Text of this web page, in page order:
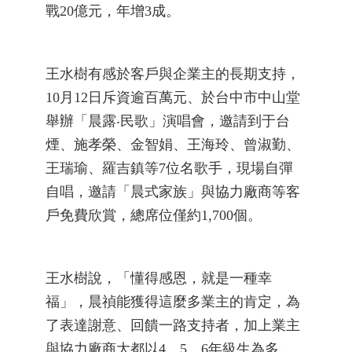
戰20億元，年增3成。
王水樹有感於客戶與企業主的長期支持，
10月12日斥資逾百萬元、於台中市中山堂
舉辦「晨露‧民歌」演唱會，邀請到于台
煙、施孝榮、金智娟、王海玲、曾淑勤、
王瑞瑜、羅吉鎮等7位名歌手，現場自彈
自唱，邀請「晨式家族」與協力廠商等客
戶免費欣賞，總席位僅約1,700個。
王水樹說，「懂得感恩，就是一種幸
福」，晨禎能獲得這麼多業主的肯定，為
了表達謝意、回饋一路支持者，加上業主